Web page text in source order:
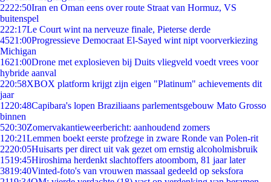
2222:50Iran en Oman eens over route Straat van Hormuz, VS
buitenspel
222:17Le Court wint na nerveuze finale, Pieterse derde
4521:00Progressieve Democraat El-Sayed wint nipt voorverkiezing
Michigan
1621:00Drone met explosieven bij Duits vliegveld voedt vrees voor
hybride aanval
220:58XBOX platform krijgt zijn eigen "Platinum" achievements dit
jaar
1220:48Capibara's lopen Braziliaans parlementsgebouw Mato Grosso
binnen
520:30Zomervakantieweerbericht: aanhoudend zomers
1 20:21Lemmen boekt eerste profzege in zware Ronde van Polen-rit
2220:05Huisarts per direct uit vak gezet om ernstig alcoholmisbruik
1519:45Hiroshima herdenkt slachtoffers atoombom, 81 jaar later
3819:40Vinted-foto's van vrouwen massaal gedeeld op seksfora